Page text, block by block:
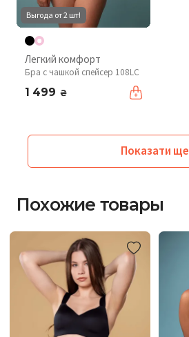
Выгода от 2 шт!
Легкий комфорт
Бра с чашкой спейсер 108LC
1 499 ₴
Показати ще
Похожие товары